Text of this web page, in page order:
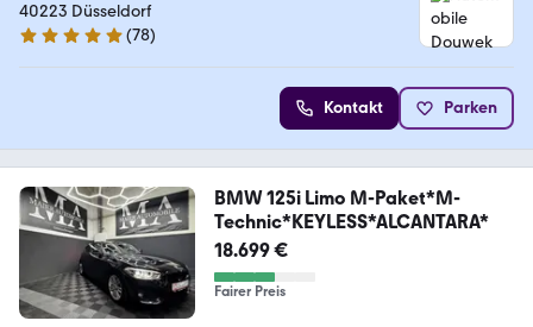
40223 Düsseldorf
4.8 Sterne
(78)
Kontakt Parken
BMW 125i Limo M-Paket*M-
Technic*KEYLESS*ALCANTARA*
18.699 €
Fairer Preis